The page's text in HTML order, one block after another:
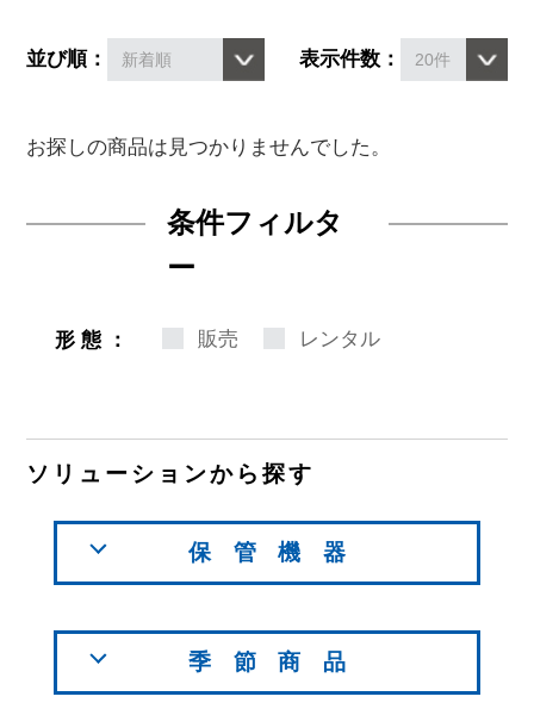
並び順： 表示件数：
お探しの商品は見つかりませんでした。
条件フィルタ
ー
形態： 販売 レンタル
ソリューションから探す
保管機器
季節商品